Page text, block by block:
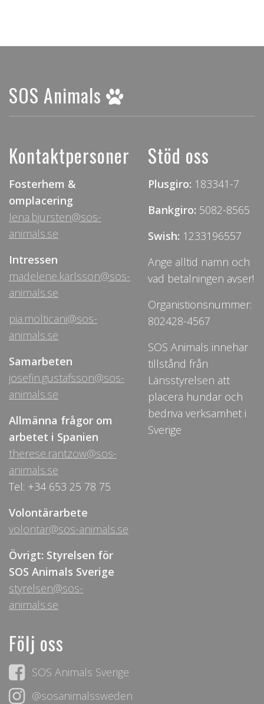
SOS Animals
Kontaktpersoner
Fosterhem &
omplacering
lena.bjursten@sos-
animals.se
Intressen
madelene.karlsson@sos-
animals.se
pia.molticani@sos-
animals.se
Samarbeten
josefin.gustafsson@sos-
animals.se
Allmänna frågor om
arbetet i Spanien
therese.rantzow@sos-
animals.se
Tel: +34 653 25 78 75
Volontärarbete
volontar@sos-animals.se
Övrigt: Styrelsen för
SOS Animals Sverige
styrelsen@sos-
animals.se
Stöd oss
Plusgiro: 183341-7
Bankgiro: 5082-8565
Swish: 1233196557
Ange alltid namn och
vad betalningen avser!
Organistionsnummer:
802428-4567
SOS Animals innehar
tillstånd från
Länsstyrelsen att
placera hundar och
bedriva verksamhet i
Sverige
Följ oss
SOS Animals Sverige
@sosanimalssweden